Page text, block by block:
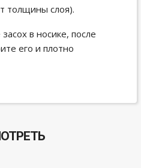
толщины слоя).
в носике, после
его и плотно